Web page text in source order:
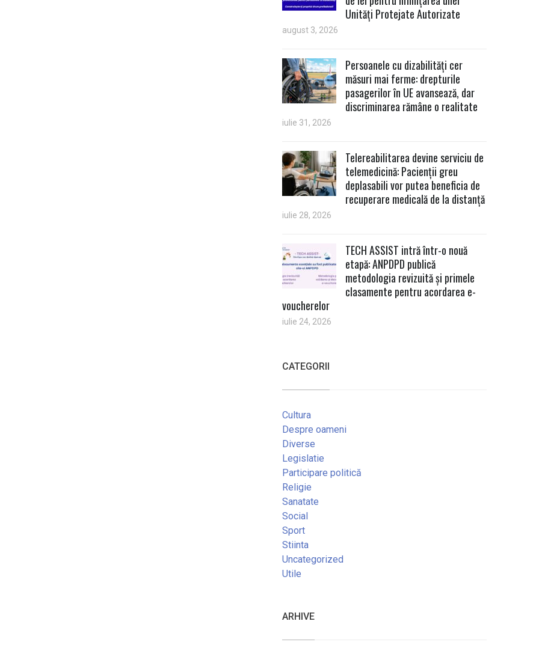
Unități Protejate Autorizate
august 3, 2026
Persoanele cu dizabilități cer
măsuri mai ferme: drepturile
pasagerilor în UE avansează, dar
discriminarea rămâne o realitate
iulie 31, 2026
Telereabilitarea devine serviciu de
telemedicină: Pacienții greu
deplasabili vor putea beneficia de
recuperare medicală de la distanță
iulie 28, 2026
TECH ASSIST intră într-o nouă
etapă: ANPDPD publică
metodologia revizuită și primele
clasamente pentru acordarea e-
voucherelor
iulie 24, 2026
CATEGORII
Cultura
Despre oameni
Diverse
Legislatie
Participare politică
Religie
Sanatate
Social
Sport
Stiinta
Uncategorized
Utile
ARHIVE